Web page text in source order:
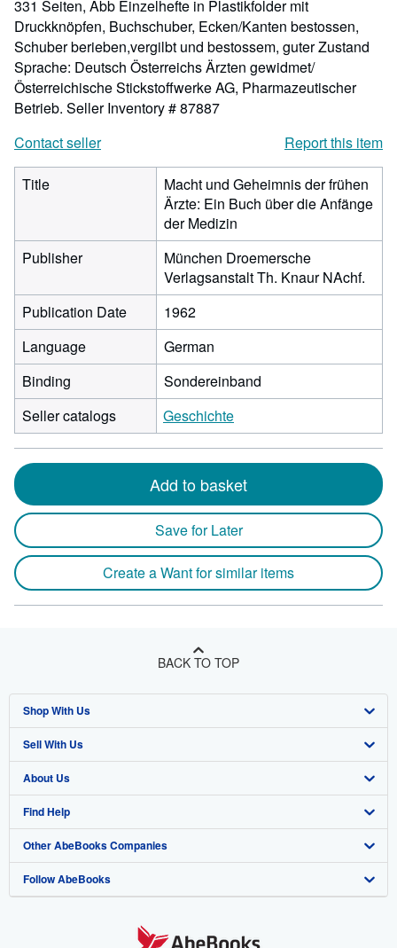
331 Seiten, Abb Einzelhefte in Plastikfolder mit
Druckknöpfen, Buchschuber, Ecken/Kanten bestossen,
Schuber berieben,vergilbt und bestossem, guter Zustand
Sprache: Deutsch Österreichs Ärzten gewidmet/
Österreichische Stickstoffwerke AG, Pharmazeutischer
Betrieb. Seller Inventory # 87887
Contact seller
Report this item
Title
Macht und Geheimnis der frühen
Ärzte: Ein Buch über die Anfänge
der Medizin
Publisher
München Droemersche
Verlagsanstalt Th. Knaur NAchf.
Publication Date
1962
Language
German
Binding
Sondereinband
Seller catalogs
Geschichte
Add to basket
Save for Later
Create a Want for similar items
BACK TO TOP
Shop With Us
Advanced Search
Browse Collections
My Account
My Orders
View Basket
Sell With Us
Start Selling
Join Our Affiliate Program
Book Buyback
Refer a seller
About Us
About AbeBooks
Media
Careers
Find Help
Help
Customer Support
Other AbeBooks Companies
AbeBooks.co.uk
Follow AbeBooks